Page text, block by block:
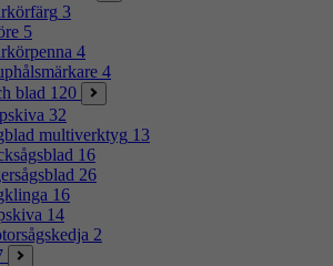
3
5
4
4
blad 120
32
multiverktyg 13
16
26
16
14
2